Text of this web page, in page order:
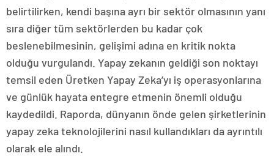
belirtilirken, kendi başına ayrı bir sektör olmasının yanı
sıra diğer tüm sektörlerden bu kadar çok
beslenebilmesinin, gelişimi adına en kritik nokta
olduğu vurgulandı. Yapay zekanın geldiği son noktayı
temsil eden Üretken Yapay Zeka’yı iş operasyonlarına
ve günlük hayata entegre etmenin önemli olduğu
kaydedildi. Raporda, dünyanın önde gelen şirketlerinin
yapay zeka teknolojilerini nasıl kullandıkları da ayrıntılı
olarak ele alındı.